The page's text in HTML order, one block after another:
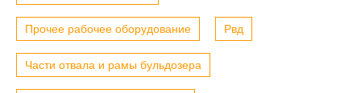
Прочее рабочее оборудование Рвд
Части отвала и рамы бульдозера